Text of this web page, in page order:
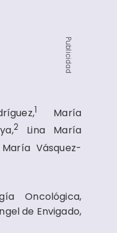
Publicidad
1
María
2
Lina María
María Vásquez-
Oncológica,
de Envigado,